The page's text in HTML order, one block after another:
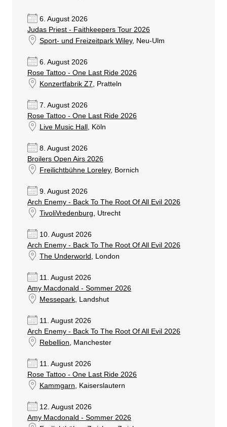
6. August 2026
Judas Priest - Faithkeepers Tour 2026
Sport- und Freizeitpark Wiley, Neu-Ulm
6. August 2026
Rose Tattoo - One Last Ride 2026
Konzertfabrik Z7, Pratteln
7. August 2026
Rose Tattoo - One Last Ride 2026
Live Music Hall , Köln
8. August 2026
Broilers Open Airs 2026
Freilichtbühne Loreley, Bornich
9. August 2026
Arch Enemy - Back To The Root Of All Evil 2026
TivoliVredenburg, Utrecht
10. August 2026
Arch Enemy - Back To The Root Of All Evil 2026
The Underworld , London
11. August 2026
Amy Macdonald - Sommer 2026
Messepark, Landshut
11. August 2026
Arch Enemy - Back To The Root Of All Evil 2026
Rebellion, Manchester
11. August 2026
Rose Tattoo - One Last Ride 2026
Kammgarn, Kaiserslautern
12. August 2026
Amy Macdonald - Sommer 2026